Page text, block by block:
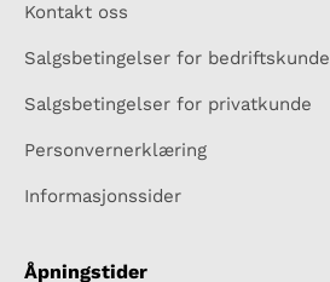
Kontakt oss
Salgsbetingelser for bedriftskunde
Salgsbetingelser for privatkunde
Personvernerklæring
Informasjonssider
Åpningstider